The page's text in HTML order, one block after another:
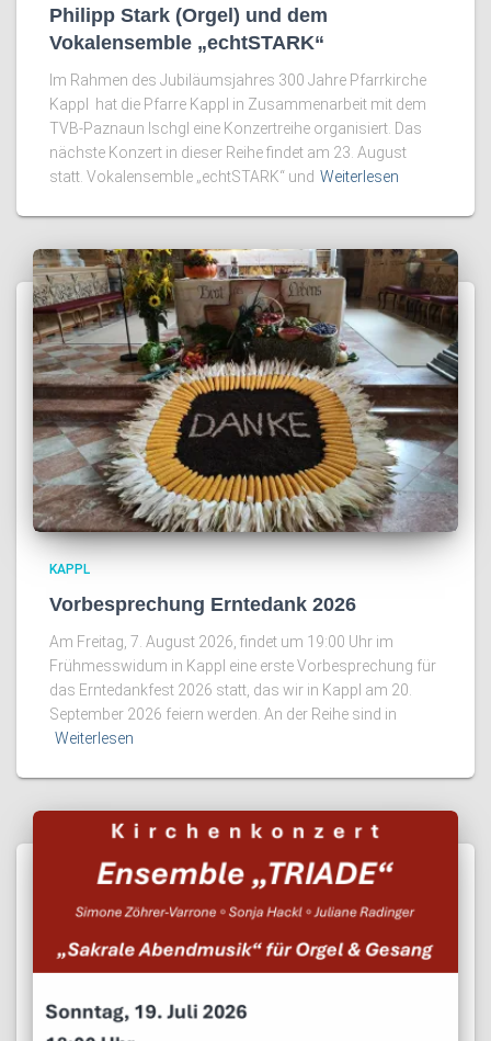
Philipp Stark (Orgel) und dem
Vokalensemble „echtSTARK“
Im Rahmen des Jubiläumsjahres 300 Jahre Pfarrkirche
Kappl hat die Pfarre Kappl in Zusammenarbeit mit dem
TVB-Paznaun Ischgl eine Konzertreihe organisiert. Das
nächste Konzert in dieser Reihe findet am 23. August
statt. Vokalensemble „echtSTARK“ und Weiterlesen
KAPPL
Vorbesprechung Erntedank 2026
Am Freitag, 7. August 2026, findet um 19:00 Uhr im
Frühmesswidum in Kappl eine erste Vorbesprechung für
das Erntedankfest 2026 statt, das wir in Kappl am 20.
September 2026 feiern werden. An der Reihe sind in
Weiterlesen